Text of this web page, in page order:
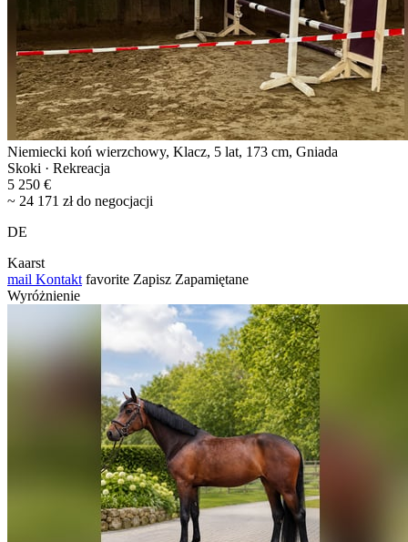
Niemiecki koń wierzchowy, Klacz, 5 lat, 173 cm, Gniada
Skoki · Rekreacja
5 250 €
~ 24 171 zł do negocjacji
DE
Kaarst
mail Kontakt favorite Zapisz Zapamiętane
Wyróżnienie